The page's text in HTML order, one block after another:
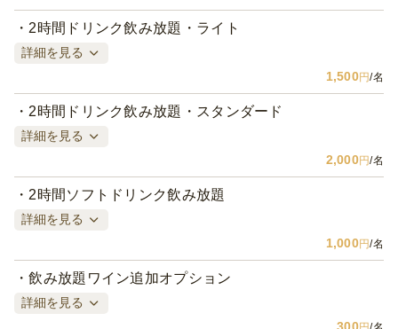
2時間ドリンク飲み放題・ライト
詳細を見る
1,500円/名
2時間ドリンク飲み放題・スタンダード
詳細を見る
2,000円/名
2時間ソフトドリンク飲み放題
詳細を見る
1,000円/名
飲み放題ワイン追加オプション
詳細を見る